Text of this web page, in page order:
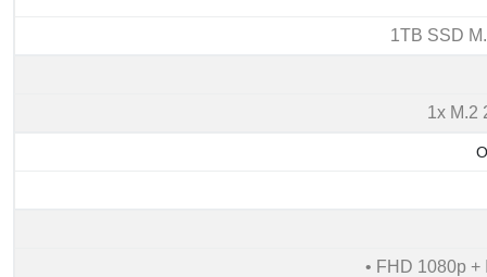
1TB SSD
1x M.2
• FHD 1080p +